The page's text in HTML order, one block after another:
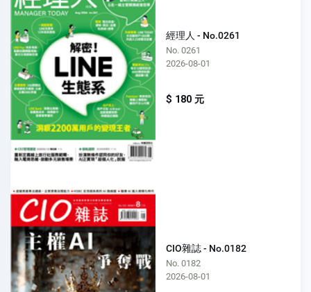
經理人 - No.0261
No. 0261
2026-08-01
$ 180 元
CIO雜誌 - No.0182
No. 0182
2026-08-01